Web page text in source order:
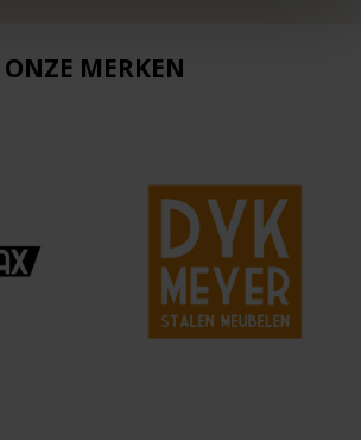
ONZE MERKEN